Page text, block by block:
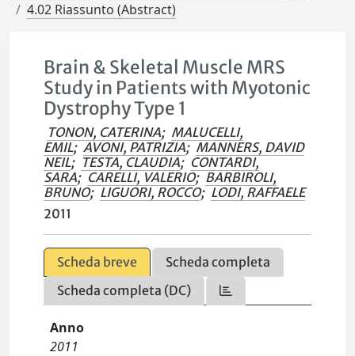
4.02 Riassunto (Abstract)
Brain & Skeletal Muscle MRS
Study in Patients with Myotonic
Dystrophy Type 1
TONON, CATERINA; MALUCELLI,
EMIL; AVONI, PATRIZIA; MANNERS, DAVID
NEIL; TESTA, CLAUDIA; CONTARDI,
SARA; CARELLI, VALERIO; BARBIROLI,
BRUNO; LIGUORI, ROCCO; LODI, RAFFAELE
2011
Scheda breve
Scheda completa
Scheda completa (DC)
Anno
2011